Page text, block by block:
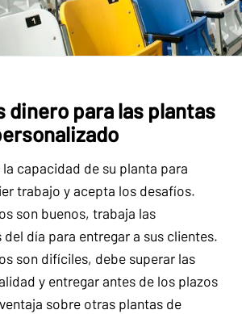
dinero para las plantas
capacidad de su planta para
trabajo y acepta los desafíos.
son buenos, trabaja las
día para entregar a sus clientes.
son difíciles, debe superar las
y entregar antes de los plazos
sobre otras plantas de